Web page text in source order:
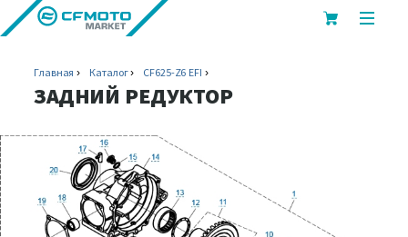
Главная Каталог CF625-Z6 EFI
ЗАДНИЙ РЕДУКТОР